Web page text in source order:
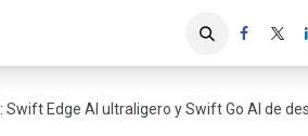
Edge AI ultraligero y Swift Go AI de